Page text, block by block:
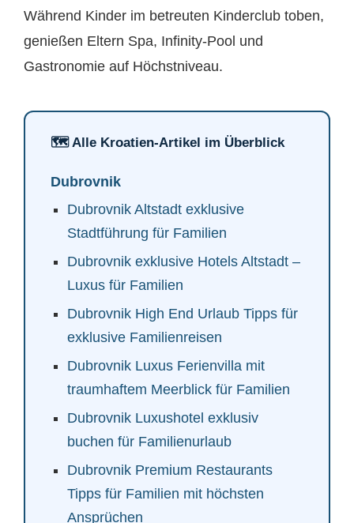
Während Kinder im betreuten Kinderclub toben,
genießen Eltern Spa, Infinity-Pool und
Gastronomie auf Höchstniveau.
🗺️ Alle Kroatien-Artikel im Überblick
Dubrovnik
Dubrovnik Altstadt exklusive
Stadtführung für Familien
Dubrovnik exklusive Hotels Altstadt –
Luxus für Familien
Dubrovnik High End Urlaub Tipps für
exklusive Familienreisen
Dubrovnik Luxus Ferienvilla mit
traumhaftem Meerblick für Familien
Dubrovnik Luxushotel exklusiv
buchen für Familienurlaub
Dubrovnik Premium Restaurants
Tipps für Familien mit höchsten
Ansprüchen